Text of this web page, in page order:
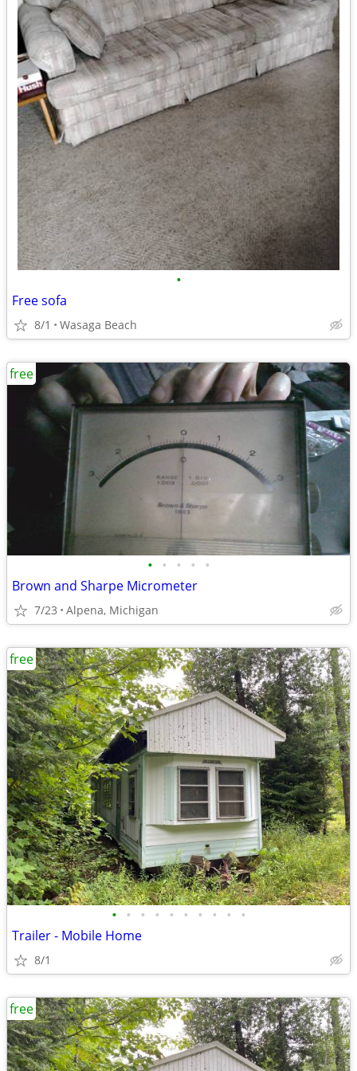
•
Free sofa
8/1 Wasaga Beach
• • • • •
Brown and Sharpe Micrometer
7/23 Alpena, Michigan
free
• • • • • • • • • •
Trailer - Mobile Home
8/1
free
free